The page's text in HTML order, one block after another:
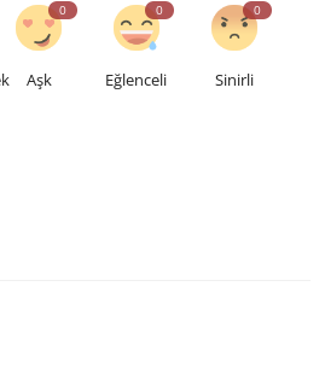
0
Aşk
0
Eğlenceli
0
Sinirli